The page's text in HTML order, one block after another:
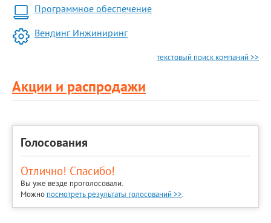
Программное обеспечение
Вендинг Инжиниринг
текстовый поиск компаний >>
Акции и распродажи
Голосования
Отлично! Спасибо!
Вы уже везде проголосовали.
Можно посмотреть результаты голосований >>.